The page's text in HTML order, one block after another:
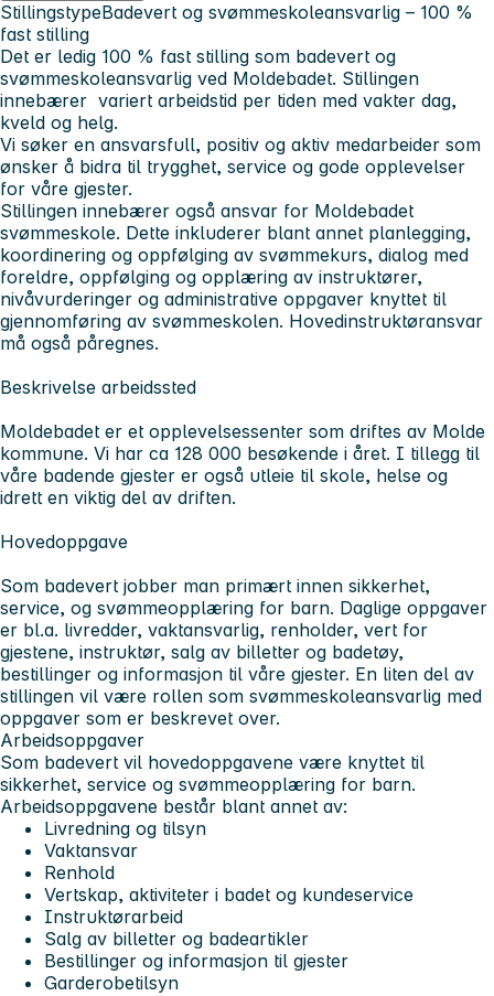
StillingstypeBadevert og svømmeskoleansvarlig – 100 %
fast stilling
Det er ledig 100 % fast stilling som badevert og
svømmeskoleansvarlig ved Moldebadet. Stillingen
innebærer variert arbeidstid per tiden med vakter dag,
kveld og helg.
Vi søker en ansvarsfull, positiv og aktiv medarbeider som
ønsker å bidra til trygghet, service og gode opplevelser
for våre gjester.
Stillingen innebærer også ansvar for Moldebadet
svømmeskole. Dette inkluderer blant annet planlegging,
koordinering og oppfølging av svømmekurs, dialog med
foreldre, oppfølging og opplæring av instruktører,
nivåvurderinger og administrative oppgaver knyttet til
gjennomføring av svømmeskolen. Hovedinstruktøransvar
må også påregnes.
Beskrivelse arbeidssted
Moldebadet er et opplevelsessenter som driftes av Molde
kommune. Vi har ca 128 000 besøkende i året. I tillegg til
våre badende gjester er også utleie til skole, helse og
idrett en viktig del av driften.
Hovedoppgave
Som badevert jobber man primært innen sikkerhet,
service, og svømmeopplæring for barn. Daglige oppgaver
er bl.a. livredder, vaktansvarlig, renholder, vert for
gjestene, instruktør, salg av billetter og badetøy,
bestillinger og informasjon til våre gjester. En liten del av
stillingen vil være rollen som svømmeskoleansvarlig med
oppgaver som er beskrevet over.
Arbeidsoppgaver
Som badevert vil hovedoppgavene være knyttet til
sikkerhet, service og svømmeopplæring for barn.
Arbeidsoppgavene består blant annet av:
Livredning og tilsyn
Vaktansvar
Renhold
Vertskap, aktiviteter i badet og kundeservice
Instruktørarbeid
Salg av billetter og badeartikler
Bestillinger og informasjon til gjester
Garderobetilsyn